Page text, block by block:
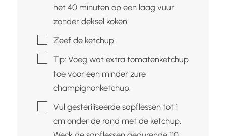
het 40 minuten op een laag vuur
zonder deksel koken.
▢
Zeef de ketchup.
▢
Tip: Voeg wat extra tomatenketchup
toe voor een minder zure
champignonketchup.
▢Vul gesteriliseerde sapflessen tot 1
cm onder de rand met de ketchup.